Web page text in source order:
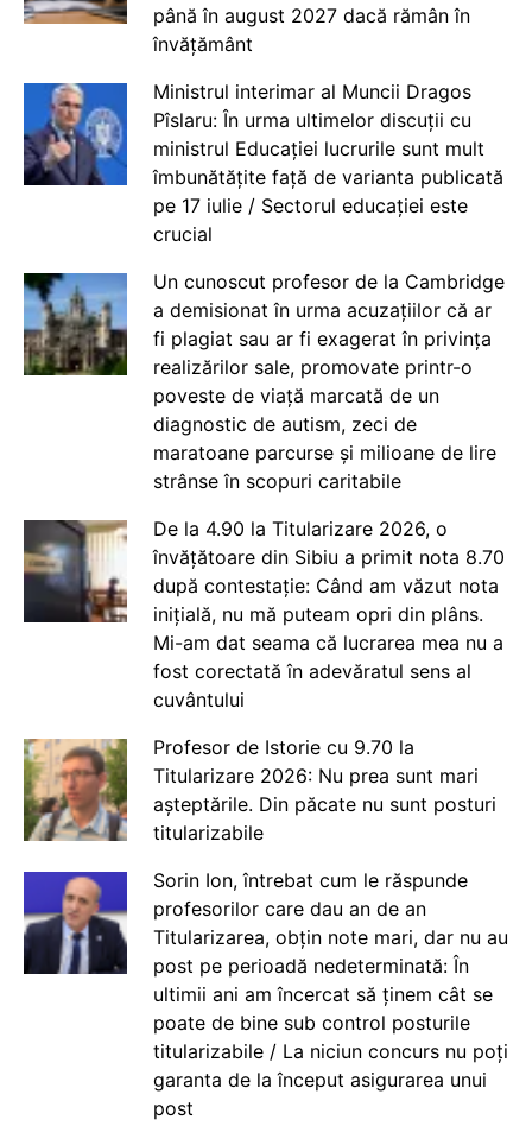
până în august 2027 dacă rămân în
învățământ
Ministrul interimar al Muncii Dragos
Pîslaru: În urma ultimelor discuții cu
ministrul Educației lucrurile sunt mult
îmbunătățite față de varianta publicată
pe 17 iulie / Sectorul educației este
crucial
Un cunoscut profesor de la Cambridge
a demisionat în urma acuzațiilor că ar
fi plagiat sau ar fi exagerat în privința
realizărilor sale, promovate printr-o
poveste de viață marcată de un
diagnostic de autism, zeci de
maratoane parcurse și milioane de lire
strânse în scopuri caritabile
De la 4.90 la Titularizare 2026, o
învățătoare din Sibiu a primit nota 8.70
după contestație: Când am văzut nota
inițială, nu mă puteam opri din plâns.
Mi-am dat seama că lucrarea mea nu a
fost corectată în adevăratul sens al
cuvântului
Profesor de Istorie cu 9.70 la
Titularizare 2026: Nu prea sunt mari
așteptările. Din păcate nu sunt posturi
titularizabile
Sorin Ion, întrebat cum le răspunde
profesorilor care dau an de an
Titularizarea, obțin note mari, dar nu au
post pe perioadă nedeterminată: În
ultimii ani am încercat să ținem cât se
poate de bine sub control posturile
titularizabile / La niciun concurs nu poți
garanta de la început asigurarea unui
post